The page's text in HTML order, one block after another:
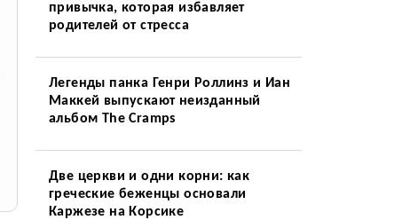
привычка, которая избавляет
родителей от стресса
Легенды панка Генри Роллинз и Иан
Маккей выпускают неизданный
альбом The Cramps
Две церкви и одни корни: как
греческие беженцы основали
Каржезе на Корсике